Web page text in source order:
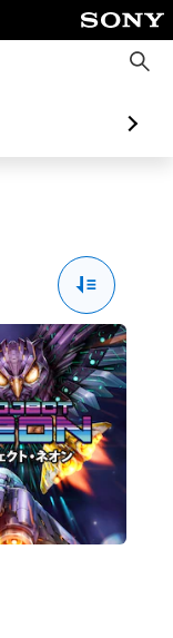
B
u
a
r